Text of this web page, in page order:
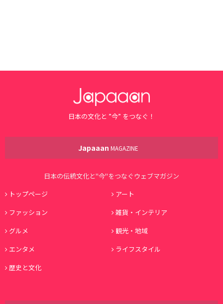
日本の文化と ”今” をつなぐ！
Japaaan MAGAZINE
日本の伝統文化と"今"をつなぐウェブマガジン
トップページ
アート
ファッション
雑貨・インテリア
グルメ
観光・地域
エンタメ
ライフスタイル
歴史と文化